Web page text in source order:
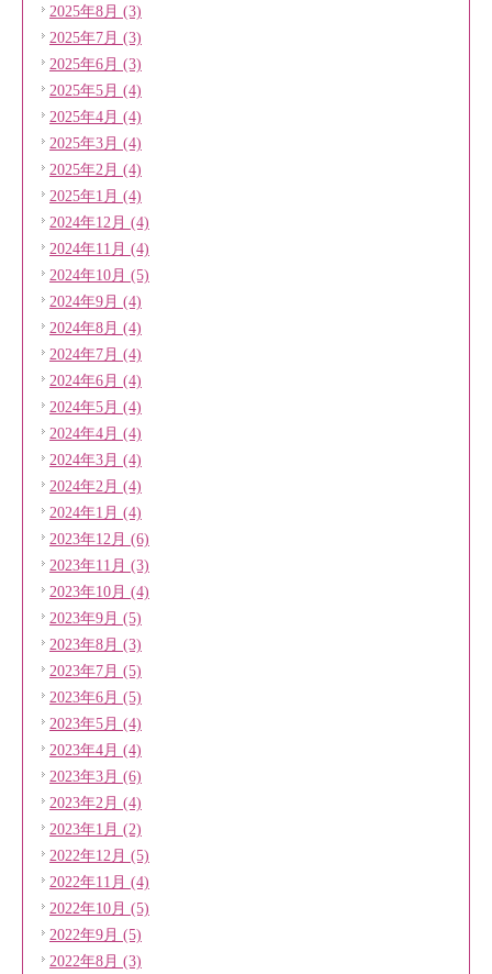
2025年8月 (3)
2025年7月 (3)
2025年6月 (3)
2025年5月 (4)
2025年4月 (4)
2025年3月 (4)
2025年2月 (4)
2025年1月 (4)
2024年12月 (4)
2024年11月 (4)
2024年10月 (5)
2024年9月 (4)
2024年8月 (4)
2024年7月 (4)
2024年6月 (4)
2024年5月 (4)
2024年4月 (4)
2024年3月 (4)
2024年2月 (4)
2024年1月 (4)
2023年12月 (6)
2023年11月 (3)
2023年10月 (4)
2023年9月 (5)
2023年8月 (3)
2023年7月 (5)
2023年6月 (5)
2023年5月 (4)
2023年4月 (4)
2023年3月 (6)
2023年2月 (4)
2023年1月 (2)
2022年12月 (5)
2022年11月 (4)
2022年10月 (5)
2022年9月 (5)
2022年8月 (3)